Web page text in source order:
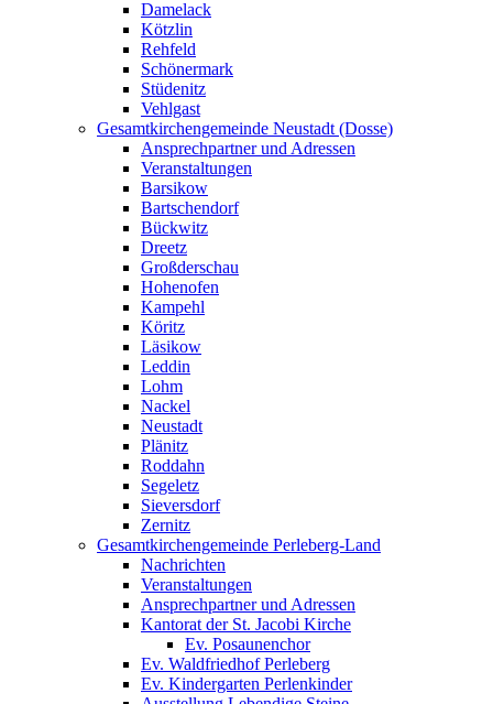
Damelack
Kötzlin
Rehfeld
Schönermark
Stüdenitz
Vehlgast
Gesamtkirchengemeinde Neustadt (Dosse)
Ansprechpartner und Adressen
Veranstaltungen
Barsikow
Bartschendorf
Bückwitz
Dreetz
Großderschau
Hohenofen
Kampehl
Köritz
Läsikow
Leddin
Lohm
Nackel
Neustadt
Plänitz
Roddahn
Segeletz
Sieversdorf
Zernitz
Gesamtkirchengemeinde Perleberg-Land
Nachrichten
Veranstaltungen
Ansprechpartner und Adressen
Kantorat der St. Jacobi Kirche
Ev. Posaunenchor
Ev. Waldfriedhof Perleberg
Ev. Kindergarten Perlenkinder